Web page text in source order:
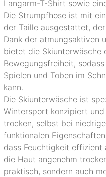
Langarm-T-Shirt sowie
Die Strumpfhose ist mit
der Taille ausgestattet,
Dank der atmungsaktiven
bietet die Skiunterwäsche
Bewegungsfreiheit,
Spielen und Toben im
kann.
Die Skiunterwäsche ist
Wintersport konzipiert
trocken, selbst bei
funktionalen
dass Feuchtigkeit
die Haut angenehm
praktisch, sondern auch